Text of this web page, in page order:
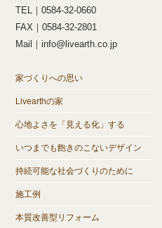
TEL｜0584-32-0660
FAX｜0584-32-2801
Mail｜info@livearth.co.jp
家づくりへの思い
Livearthの家
心地よさを「見える化」する
いつまでも飽きのこないデザイン
持続可能な社会づくりのために
施工例
本質改善型リフォーム